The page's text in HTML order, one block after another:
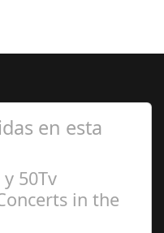
en esta
50Tv
in the